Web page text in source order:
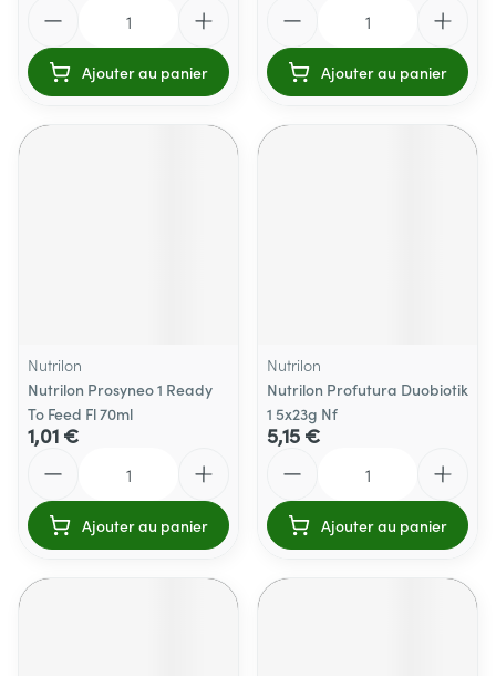
Ajouter au panier Ajouter au panier
Nutrilon
Nutrilon Prosyneo 1 Ready
To Feed Fl 70ml
1,01 €
Ajouter au panier
Nutrilon
Nutrilon Profutura Duobiotik
1 5x23g Nf
5,15 €
Ajouter au panier